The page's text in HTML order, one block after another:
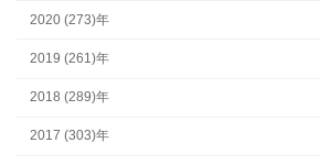
2020 (273)年
2019 (261)年
2018 (289)年
2017 (303)年